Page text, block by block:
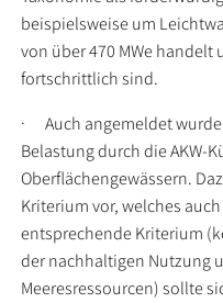
beispielsweise um
von über 470 MWe
fortschrittlich sind.
·
Auch angemeldet
Belastung durch die AKW-
Oberflächengewässern.
Kriterium vor, welches
entsprechende Kriterium
der nachhaltigen Nutzung
Meeresressourcen) sollte